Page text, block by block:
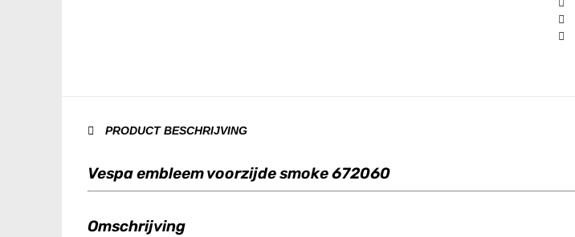
PRODUCT BESCHRIJVING
Vespa embleem voorzijde smoke 672060
Omschrijving